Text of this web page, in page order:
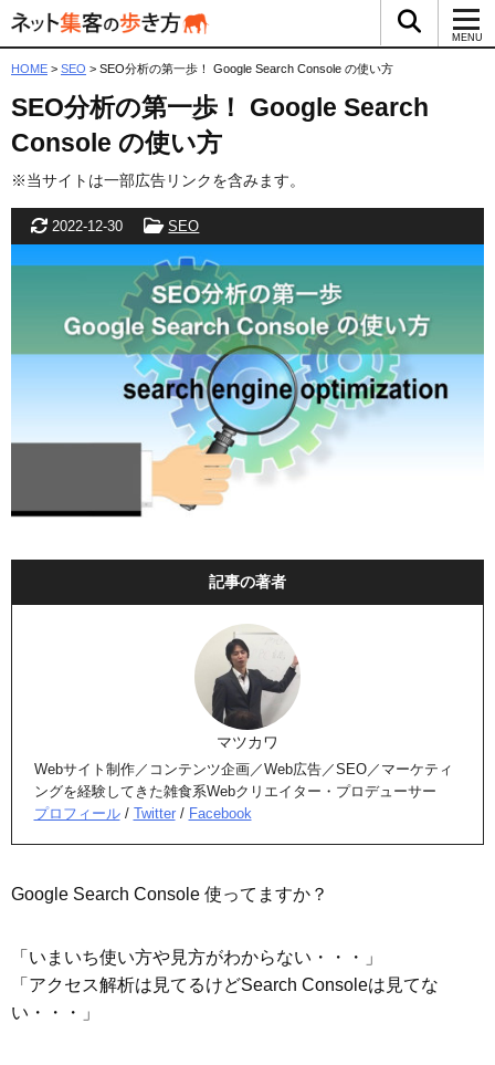
メ
MENU
検索ボ
HOME > SEO > SEO分析の第一歩！ Google Search Console の使い方
SEO分析の第一歩！ Google Search
Console の使い方
※当サイトは一部広告リンクを含みます。
更新日
2022-12-30 カテゴリー
SEO
記事の著者
マツカワ
Webサイト制作／コンテンツ企画／Web広告／SEO／マーケティ
ングを経験してきた雑食系Webクリエイター・プロデューサー
プロフィール/ Twitter/ Facebook
Google Search Console 使ってますか？
「いまいち使い方や見方がわからない・・・」
「アクセス解析は見てるけどSearch Consoleは見てな
い・・・」